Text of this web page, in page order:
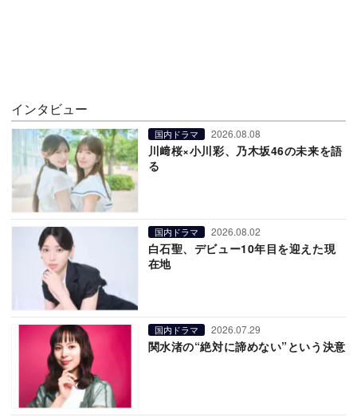
インタビュー
国内ドラマ 2026.08.08
川﨑桜×小川彩、乃木坂46の未来を語
る
国内ドラマ 2026.08.02
白石聖、デビュー10年目を迎えた現
在地
国内ドラマ 2026.07.29
関水渚の“絶対に諦めない”という決意